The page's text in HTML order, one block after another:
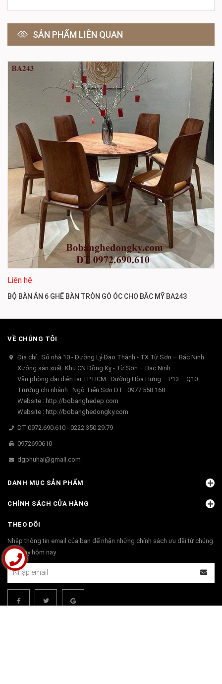
SẢN PHẨM LIÊN QUAN
Liên hệ
BỘ BÀN ĂN 6 GHẾ BÀN TRÒN GỖ ÓC CHO BẮC MỸ BA243
VỀ CHÚNG TÔI
Địa chỉ : Số nhà 10 - Đường Lý Đạo Thành - TX Từ Sơn – Băc Ninh
Xưởng sản xuất: Khu CN Đồng Kỵ - Từ Sơn – Bắc Ninh
Văn phòng đại diện tai TP HCM : Đường Hòa Hưng – P13 – Q10
Trướng chi nhánh : Ngô Tiến Sơn DT : 0977.558.168
Website : http://bobanghedep.com
Website : http://bobanghedongky.com
DT 0972.690.610 - 0222.350.29.79
0972690610
dgphuhai@gmail.com
DANH MỤC SẢN PHẨM
CHÍNH SÁCH CỬA HÀNG
THEO DÕI
Nhập thông tin email của bạn để nhận những chính sách ưu đãi từ chúng
tôi ngay hôm nay